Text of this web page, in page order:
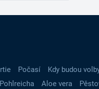
Počasí Kdy budou
Aloe vera